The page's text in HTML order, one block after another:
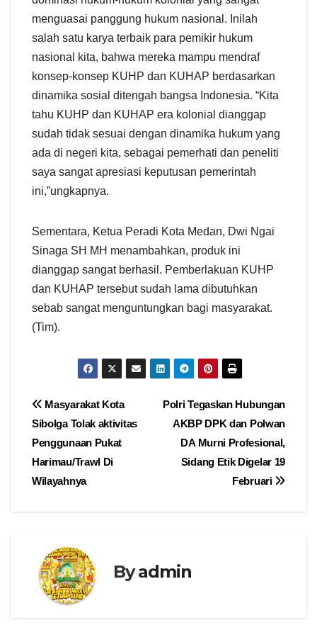
menguasai panggung hukum nasional. Inilah
salah satu karya terbaik para pemikir hukum
nasional kita, bahwa mereka mampu mendraf
konsep-konsep KUHP dan KUHAP berdasarkan
dinamika sosial ditengah bangsa Indonesia. “Kita
tahu KUHP dan KUHAP era kolonial dianggap
sudah tidak sesuai dengan dinamika hukum yang
ada di negeri kita, sebagai pemerhati dan peneliti
saya sangat apresiasi keputusan pemerintah
ini,”ungkapnya.
Sementara, Ketua Peradi Kota Medan, Dwi Ngai
Sinaga SH MH menambahkan, produk ini
dianggap sangat berhasil. Pemberlakuan KUHP
dan KUHAP tersebut sudah lama dibutuhkan
sebab sangat menguntungkan bagi masyarakat.
(Tim).
Navigasi
pos
Polri Tegaskan Hubungan
AKBP DPK dan Polwan
DA Murni Profesional,
Sidang Etik Digelar 19
Februari
Masyarakat Kota
Sibolga Tolak aktivitas
Penggunaan Pukat
Harimau/Trawl Di
Wilayahnya
Byadmin